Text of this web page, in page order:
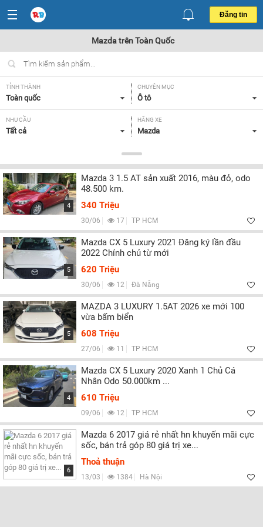
Đăng tin
Mazda trên Toàn Quốc
TỈNH THÀNH
Toàn quốc
CHUYÊN MỤC
Ô tô
NHU CẦU
Tất cả
HÃNG XE
Mazda
Tất cả
NĂM SẢN XUẤT
Tất cả
GIÁ XE
Tất cả
Tất cả
4
Mazda 3 1.5 AT sản xuất 2016, màu đỏ, odo
48.500 km.
340 Triệu
30/06 17 TP HCM
5
Mazda CX 5 Luxury 2021 Đăng ký lần đầu
2022 Chính chủ từ mới
620 Triệu
30/06 12 Đà Nẵng
5
MAZDA 3 LUXURY 1.5AT 2026 xe mới 100
vừa bấm biển
608 Triệu
27/06 11 TP HCM
4
Mazda CX 5 Luxury 2020 Xanh 1 Chủ Cá
Nhân Odo 50.000km ...
610 Triệu
09/06 12 TP HCM
6
Mazda 6 2017 giá rẻ nhất hn khuyến mãi cực
sốc, bán trả góp 80 giá trị xe...
Thoả thuận
13/03 1384 Hà Nội